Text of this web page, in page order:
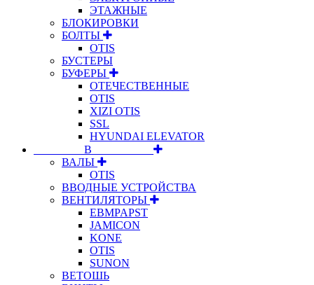
ЭТАЖНЫЕ
БЛОКИРОВКИ
БОЛТЫ
OTIS
БУСТЕРЫ
БУФЕРЫ
ОТЕЧЕСТВЕННЫЕ
OTIS
XIZI OTIS
SSL
HYUNDAI ELEVATOR
⠀⠀⠀⠀⠀⠀В⠀⠀⠀⠀⠀⠀⠀
ВАЛЫ
OTIS
ВВОДНЫЕ УСТРОЙСТВА
ВЕНТИЛЯТОРЫ
EBMPAPST
JAMICON
KONE
OTIS
SUNON
ВЕТОШЬ